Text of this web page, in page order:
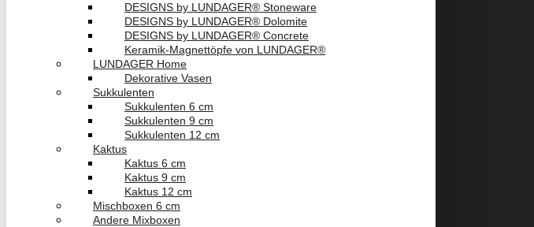
DESIGNS by LUNDAGER® Stoneware
DESIGNS by LUNDAGER® Dolomite
DESIGNS by LUNDAGER® Concrete
Keramik-Magnettöpfe von LUNDAGER®
LUNDAGER Home
Dekorative Vasen
Sukkulenten
Sukkulenten 6 cm
Sukkulenten 9 cm
Sukkulenten 12 cm
Kaktus
Kaktus 6 cm
Kaktus 9 cm
Kaktus 12 cm
Mischboxen 6 cm
Andere Mixboxen